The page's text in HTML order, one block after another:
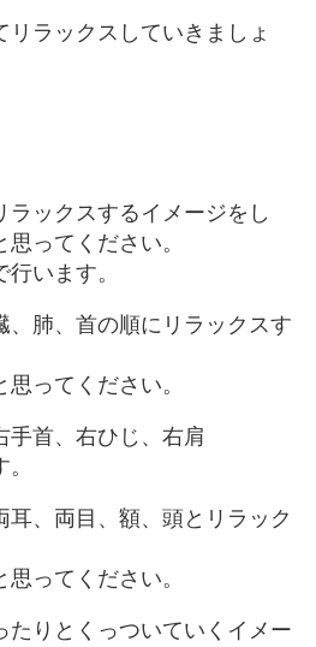
ラックスしていきましょ
ラックスするイメージをし
ってください。
います。
、肺、首の順にリラックスす
ってください。
手首、右ひじ、右肩
耳、両目、額、頭とリラック
ってください。
たりとくっついていくイメー